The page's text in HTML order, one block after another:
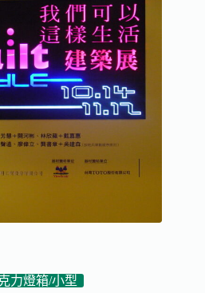
力燈箱/小型